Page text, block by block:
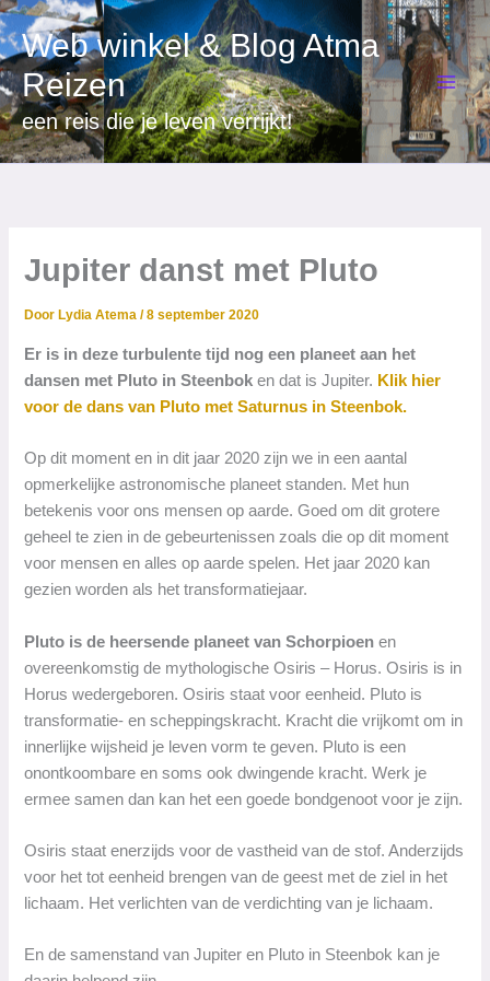
Ga
naar
de
inhoud
Web winkel & Blog Atma
Reizen
een reis die je leven verrijkt!
Jupiter danst met Pluto
Door Lydia Atema/8 september 2020
Er is in deze turbulente tijd nog een planeet aan het
dansen met Pluto in Steenbok en dat is Jupiter. Klik hier
voor de dans van Pluto met Saturnus in Steenbok.
Op dit moment en in dit jaar 2020 zijn we in een aantal
opmerkelijke astronomische planeet standen. Met hun
betekenis voor ons mensen op aarde. Goed om dit grotere
geheel te zien in de gebeurtenissen zoals die op dit moment
voor mensen en alles op aarde spelen. Het jaar 2020 kan
gezien worden als het transformatiejaar.
Pluto is de heersende planeet van Schorpioen en
overeenkomstig de mythologische Osiris – Horus. Osiris is in
Horus wedergeboren. Osiris staat voor eenheid. Pluto is
transformatie- en scheppingskracht. Kracht die vrijkomt om in
innerlijke wijsheid je leven vorm te geven. Pluto is een
onontkoombare en soms ook dwingende kracht. Werk je
ermee samen dan kan het een goede bondgenoot voor je zijn.
Osiris staat enerzijds voor de vastheid van de stof. Anderzijds
voor het tot eenheid brengen van de geest met de ziel in het
lichaam. Het verlichten van de verdichting van je lichaam.
En de samenstand van Jupiter en Pluto in Steenbok kan je